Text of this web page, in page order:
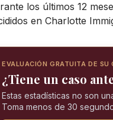
los últimos 12
en Charlotte
EVALUACIÓN GRATUITA DE SU
¿Tiene un caso
Estas estadísticas no son
Toma menos de 30